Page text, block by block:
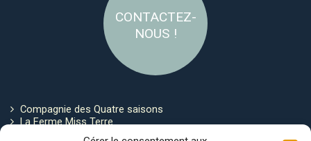
CONTACTEZ-
NOUS !
Compagnie des Quatre saisons
La Ferme Miss Terre
Politique de cookies